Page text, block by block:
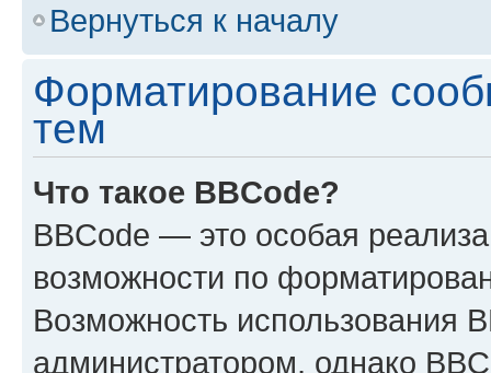
Вернуться к началу
Форматирование
тем
Что такое BBCode?
BBCode — это особая
возможности по
Возможность использования
администратором, однако